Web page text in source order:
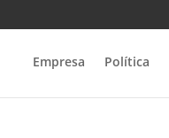
Empresa Política